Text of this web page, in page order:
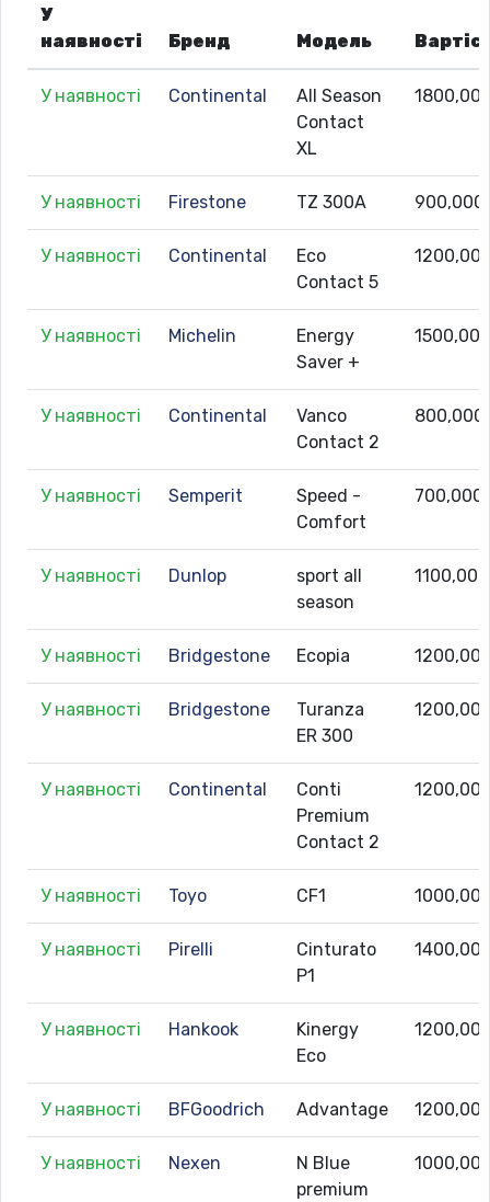
У
наявності
Бренд Модель
У наявності Continental
All Season
Contact
XL
У наявності Firestone TZ 300A 900,000
У наявності Continental
Eco
Contact 5
У наявності Michelin
Energy
Saver +
1500,000
У наявності Continental
Vanco
Contact 2
800,000
У наявності Semperit
Speed -
Comfort
700,000
У наявності Dunlop
sport all
season
1100,000
У наявності Bridgestone Ecopia
У наявності Bridgestone
Turanza
ER 300
У наявності Continental
Conti
Premium
Contact 2
У наявності Toyo CF1
У наявності Pirelli
Cinturato
P1
У наявності Hankook
Kinergy
Eco
У наявності BFGoodrich Advantage
У наявності Nexen
N Blue
premium